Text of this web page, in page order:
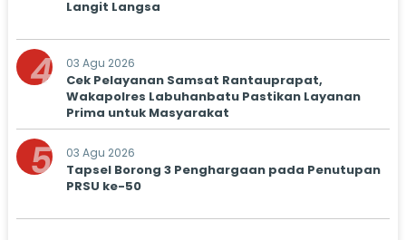
Langit Langsa
4 03 Agu 2026
Cek Pelayanan Samsat Rantauprapat,
Wakapolres Labuhanbatu Pastikan Layanan
Prima untuk Masyarakat
5 03 Agu 2026
Tapsel Borong 3 Penghargaan pada Penutupan
PRSU ke-50